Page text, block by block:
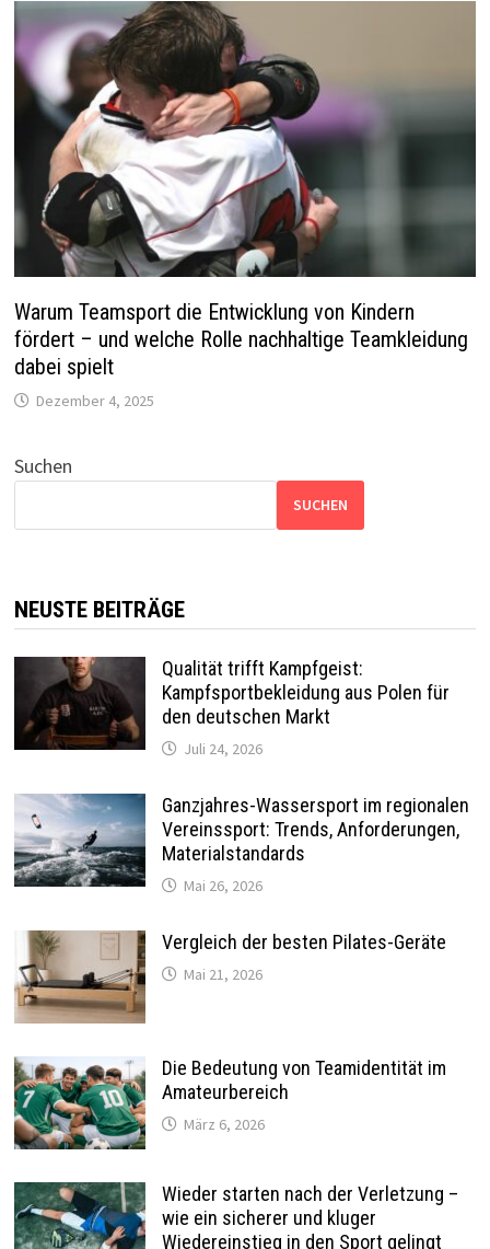
Warum Teamsport die Entwicklung von Kindern
fördert – und welche Rolle nachhaltige Teamkleidung
dabei spielt
Dezember 4, 2025
Suchen
SUCHEN
NEUSTE BEITRÄGE
Qualität trifft Kampfgeist:
Kampfsportbekleidung aus Polen für
den deutschen Markt
Juli 24, 2026
Ganzjahres-Wassersport im regionalen
Vereinssport: Trends, Anforderungen,
Materialstandards
Mai 26, 2026
Vergleich der besten Pilates-Geräte
Mai 21, 2026
Die Bedeutung von Teamidentität im
Amateurbereich
März 6, 2026
Wieder starten nach der Verletzung –
wie ein sicherer und kluger
Wiedereinstieg in den Sport gelingt